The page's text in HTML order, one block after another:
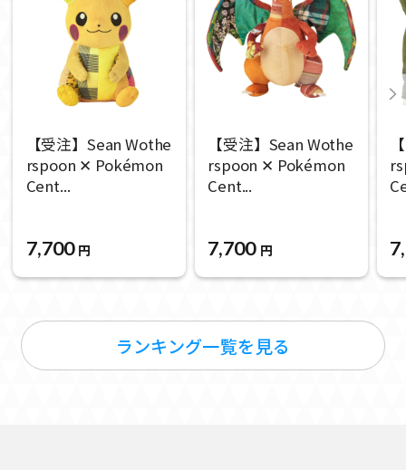
【受注】Sean Wothe
rspoon ✕ Pokémon
Cent...
7,700 円
【受注】Sean Wothe
rspoon ✕ Pokémon
Cent...
7,700 円
ランキング一覧を見る